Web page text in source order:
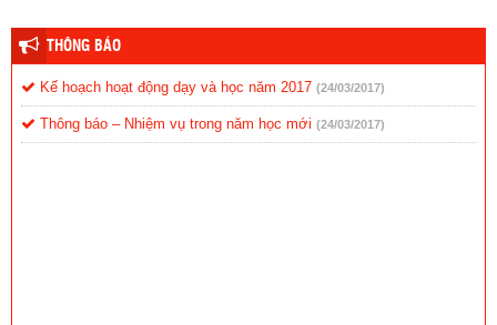
THÔNG BÁO
Kế hoạch hoạt động dạy và học năm 2017 (24/03/2017)
Thông báo – Nhiệm vụ trong năm học mới (24/03/2017)